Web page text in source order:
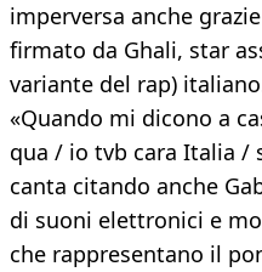
imperversa anche
firmato da Ghali, star
variante del rap)
«Quando mi dicono a
qua / io tvb cara Italia /
canta citando anche
di suoni elettronici e
che rappresentano il